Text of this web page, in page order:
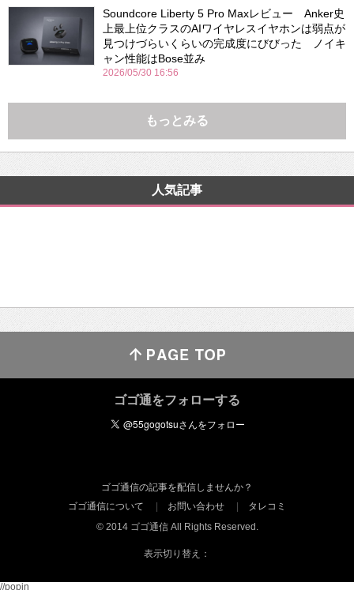
Soundcore Liberty 5 Pro Maxレビュー Anker史
上最上位クラスのAIワイヤレスイヤホンは弱点が
見つけづらいくらいの完成度にびびった ノイキ
ャン性能はBose並み
2026/05/30 16:56
もっとみる
人気記事
ゴゴ通をフォローする
ゴゴ通信の記事を配信しませんか？
ゴゴ通信について
お問い合わせ
タレコミ
© 2014 ゴゴ通信 All Rights Reserved.
表示切り替え：
//popin